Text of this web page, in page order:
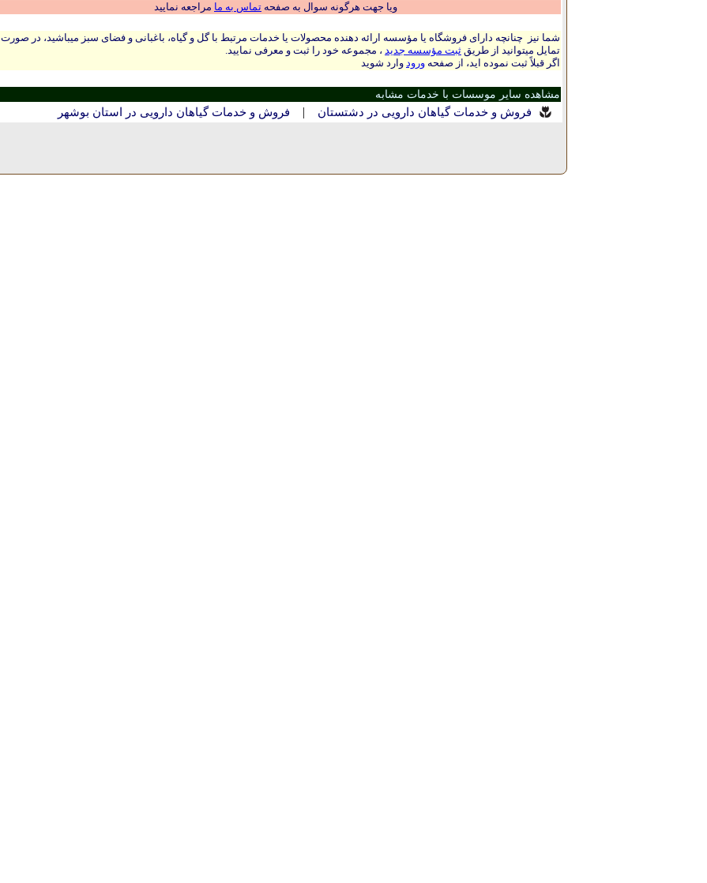
ویا جهت هرگونه سوال به صفحه تماس به ما مراجعه نمایید
شما نیز چنانچه دارای فروشگاه یا مؤسسه ارائه دهنده محصولات یا خدمات مرتبط با گل و گیاه، باغبانی و فضای سبز میباشید، در صورت
تمایل میتوانید از طریق ثبت مؤسسه جدید ، مجموعه خود را ثبت و معرفی نمایید.
اگر قبلاً ثبت نموده اید، از صفحه ورود وارد شوید
مشاهده سایر موسسات با خدمات مشابه
فروش و خدمات گیاهان دارویی در دشتستان | فروش و خدمات گیاهان دارویی در استان بوشهر